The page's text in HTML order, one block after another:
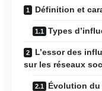
Définition et
Types
L’essor des
sur les réseaux
Évolution du